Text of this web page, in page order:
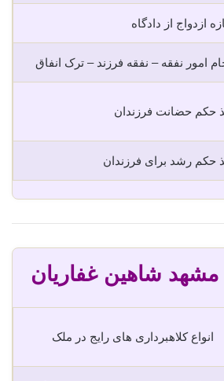
ازدواج از دادگاه
امور نفقه – نفقه فرزند – ترک انفاق
حکم حضانت فرزندان
حکم رشد برای فرزندان
شاهین غفاریان
انواع کلاهبرداری های رایج در ملک